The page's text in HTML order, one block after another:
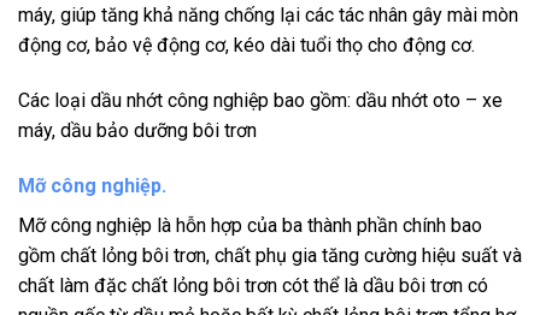
máy, giúp tăng khả năng chống lại các tác nhân gây mài mòn
động cơ, bảo vệ động cơ, kéo dài tuổi thọ cho động cơ.
Các loại dầu nhớt công nghiệp bao gồm: dầu nhớt oto – xe
máy, dầu bảo dưỡng bôi trơn
Mỡ công nghiệp.
Mỡ công nghiệp là hỗn hợp của ba thành phần chính bao
gồm chất lỏng bôi trơn, chất phụ gia tăng cường hiệu suất và
chất làm đặc chất lỏng bôi trơn cót thể là dầu bôi trơn có